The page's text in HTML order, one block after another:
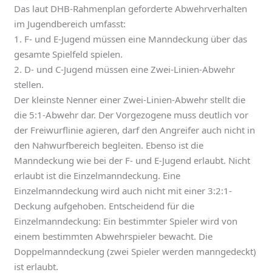
Das laut DHB-Rahmenplan geforderte Abwehrverhalten
im Jugendbereich umfasst:
1. F- und E-Jugend müssen eine Manndeckung über das
gesamte Spielfeld spielen.
2. D- und C-Jugend müssen eine Zwei-Linien-Abwehr
stellen.
Der kleinste Nenner einer Zwei-Linien-Abwehr stellt die
die 5:1-Abwehr dar. Der Vorgezogene muss deutlich vor
der Freiwurflinie agieren, darf den Angreifer auch nicht in
den Nahwurfbereich begleiten. Ebenso ist die
Manndeckung wie bei der F- und E-Jugend erlaubt. Nicht
erlaubt ist die Einzelmanndeckung. Eine
Einzelmanndeckung wird auch nicht mit einer 3:2:1-
Deckung aufgehoben. Entscheidend für die
Einzelmanndeckung: Ein bestimmter Spieler wird von
einem bestimmten Abwehrspieler bewacht. Die
Doppelmanndeckung (zwei Spieler werden manngedeckt)
ist erlaubt.